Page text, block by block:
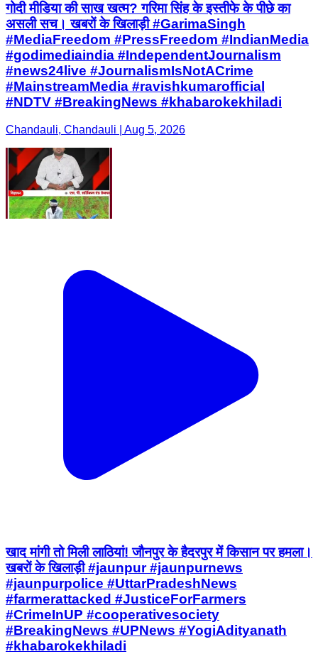
गोदी मीडिया की साख खत्म? गरिमा सिंह के इस्तीफे के पीछे का
असली सच। खबरों के खिलाड़ी #GarimaSingh
#MediaFreedom #PressFreedom #IndianMedia
#godimediaindia #IndependentJournalism
#news24live #JournalismIsNotACrime
#MainstreamMedia #ravishkumarofficial
#NDTV #BreakingNews #khabarokekhiladi
Chandauli, Chandauli | Aug 5, 2026
खाद मांगी तो मिली लाठियां! जौनपुर के हैदरपुर में किसान पर हमला।
खबरों के खिलाड़ी #jaunpur #jaunpurnews
#jaunpurpolice #UttarPradeshNews
#farmerattacked #JusticeForFarmers
#CrimeInUP #cooperativesociety
#BreakingNews #UPNews #YogiAdityanath
#khabarokekhiladi